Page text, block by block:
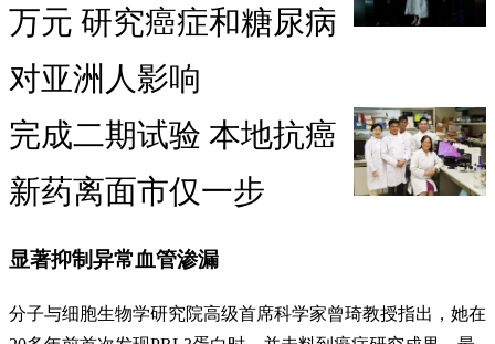
万元 研究癌症和糖尿病
对亚洲人影响
完成二期试验 本地抗癌
新药离面市仅一步
显著抑制异常血管渗漏
分子与细胞生物学研究院高级首席科学家曾琦教授指出，她在